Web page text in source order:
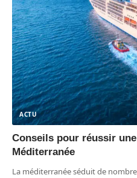
ACTU
Conseils pour réussir
Méditerranée
La méditerranée séduit de